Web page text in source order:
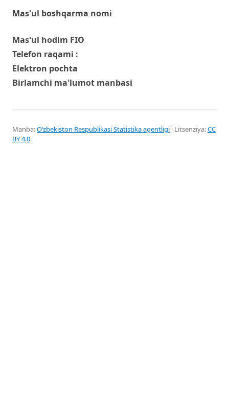
Mas'ul boshqarma nomi
Mas'ul hodim FIO
Telefon raqami :
Elektron pochta
Birlamchi ma'lumot manbasi
Manba:Oʻzbekiston Respublikasi Statistika agentligi · Litsenziya:CC
BY 4.0